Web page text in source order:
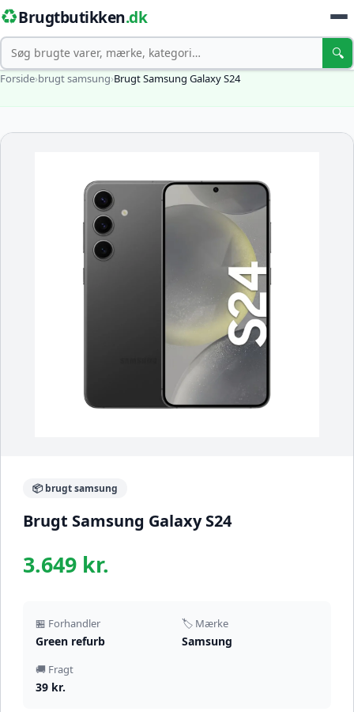
♻️Brugtbutikken.dk
Søg 🔍
Forside›brugt samsung›Brugt Samsung Galaxy S24
📦 brugt samsung
Brugt Samsung Galaxy S24
3.649 kr.
🏪 Forhandler
Green refurb
🏷️ Mærke
Samsung
🚚 Fragt
39 kr.